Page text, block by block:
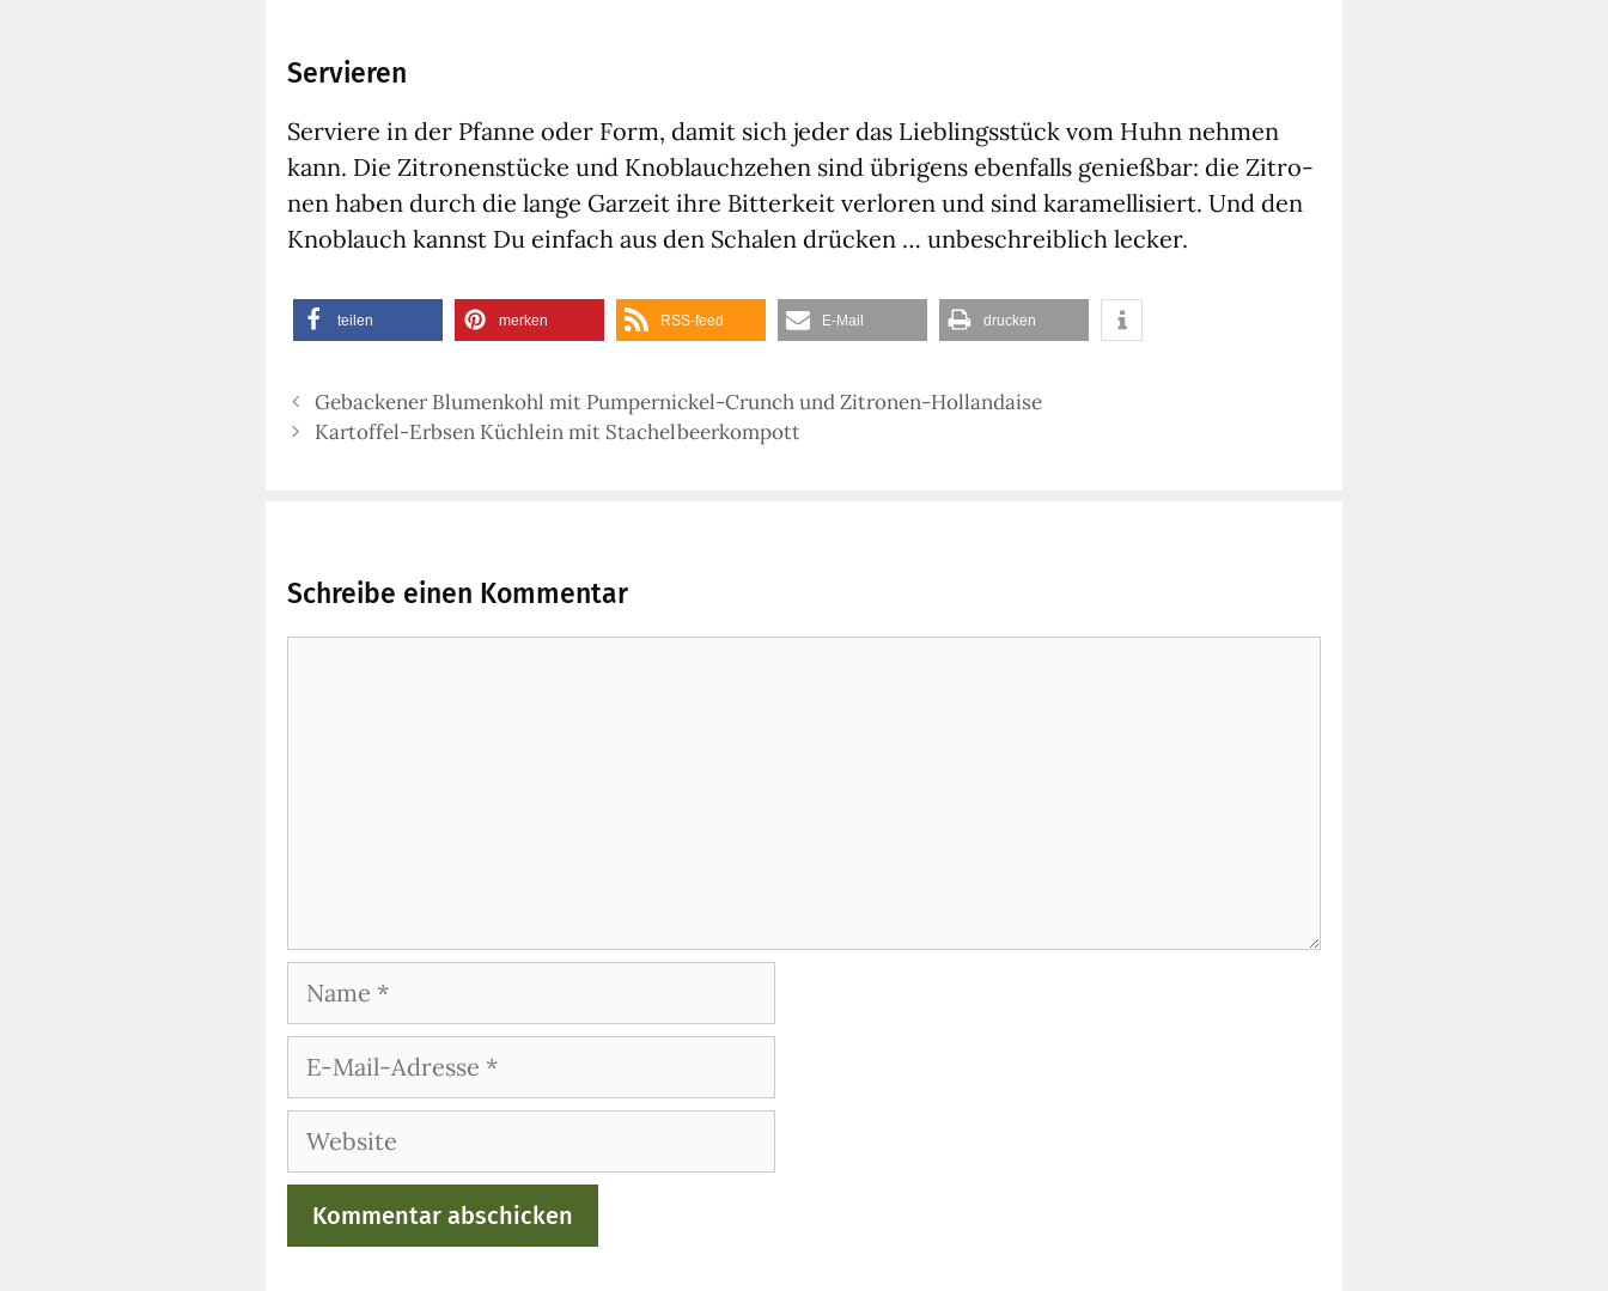
Servieren
Ser­vie­re in der Pfan­ne oder Form, damit sich jeder das Lieb­lings­stück vom Huhn neh­men
kann. Die Zitro­nen­stü­cke und Knob­lauch­ze­hen sind übri­gens eben­falls genieß­bar: die Zitro­
nen haben durch die lan­ge Gar­zeit ihre Bit­ter­keit ver­lo­ren und sind kara­mel­li­siert. Und den
Knob­lauch kannst Du ein­fach aus den Scha­len drü­cken … unbe­schreib­lich lecker.
tei­len mer­ken RSS-feed E‑Mail dru­cken
Gebackener Blumenkohl mit Pumpernickel-Crunch und Zitronen-Hollandaise
Kartoffel-Erbsen Küchlein mit Stachelbeerkompott
Schreibe einen Kommentar
Name
E-
Website